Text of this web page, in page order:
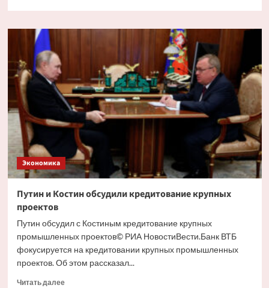
Глава
движения
ставки
ЦБ
на
ближайшем
заседании
Экономика
Путин и Костин обсудили кредитование крупных
проектов
Путин обсудил с Костиным кредитование крупных
промышленных проектов© РИА НовостиВести.Банк ВТБ
фокусируется на кредитовании крупных промышленных
проектов. Об этом рассказал...
Читать далееПрочитать